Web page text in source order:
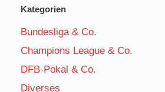
Kategorien
Bundesliga & Co.
Champions League & Co.
DFB-Pokal & Co.
Diverses